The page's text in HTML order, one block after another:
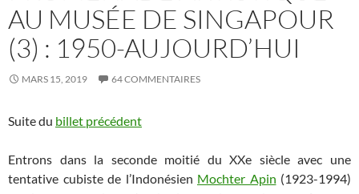
AU MUSÉE DE SINGAPOUR
(3) : 1950-AUJOURD’HUI
MARS 15, 2019 64 COMMENTAIRES
Suite du billet précédent
Entrons dans la seconde moitié du XXe siècle avec une
tentative cubiste de l’Indonésien Mochter Apin (1923-1994)